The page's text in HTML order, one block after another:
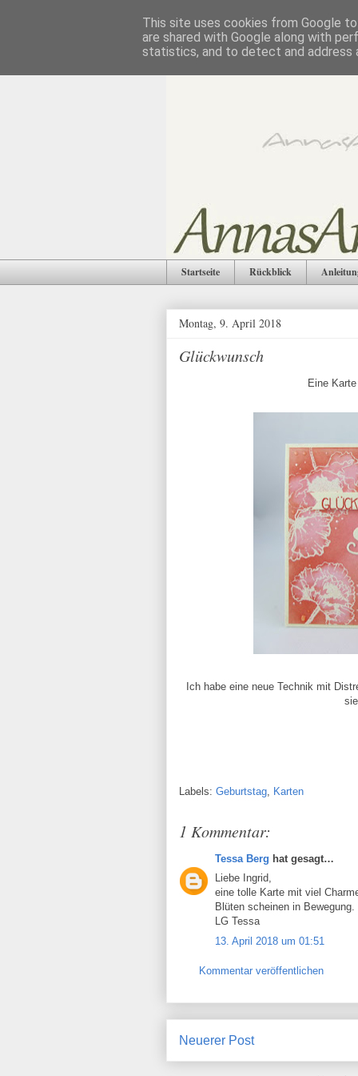
Startseite Rückblick
Montag, 9. April 2018
Glückwunsch
Eine
Ich habe eine neue Technik mit
Labels: Geburtstag Karten
1 Kommentar:
Tessa Berg hat gesagt…
Liebe Ingrid,
eine tolle Karte mit viel
Blüten scheinen in
LG Tessa
13. April 2018 um 01:51
Kommentar veröffentlichen
Neuerer Post
This site uses cookies from Google
are shared with Google along with
statistics, and to detect and address